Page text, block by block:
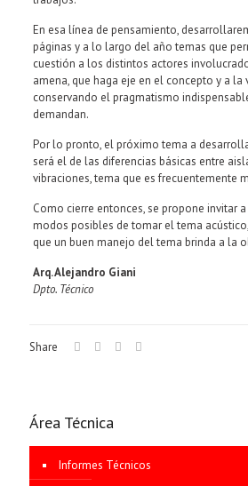
En esa línea de pensamiento,
páginas y a lo largo del año temas que
cuestión a los distintos actores
amena, que haga eje en el concepto y a la
conservando el pragmatismo
demandan.
Por lo pronto, el próximo tema a
será el de las diferencias básicas entre
vibraciones, tema que es frecuentemente
Como cierre entonces, se propone invitar
modos posibles de tomar el tema
que un buen manejo del tema brinda a la
Arq. Alejandro Giani
Dpto. Técnico
Share
Área Técnica
Informes Técnicos